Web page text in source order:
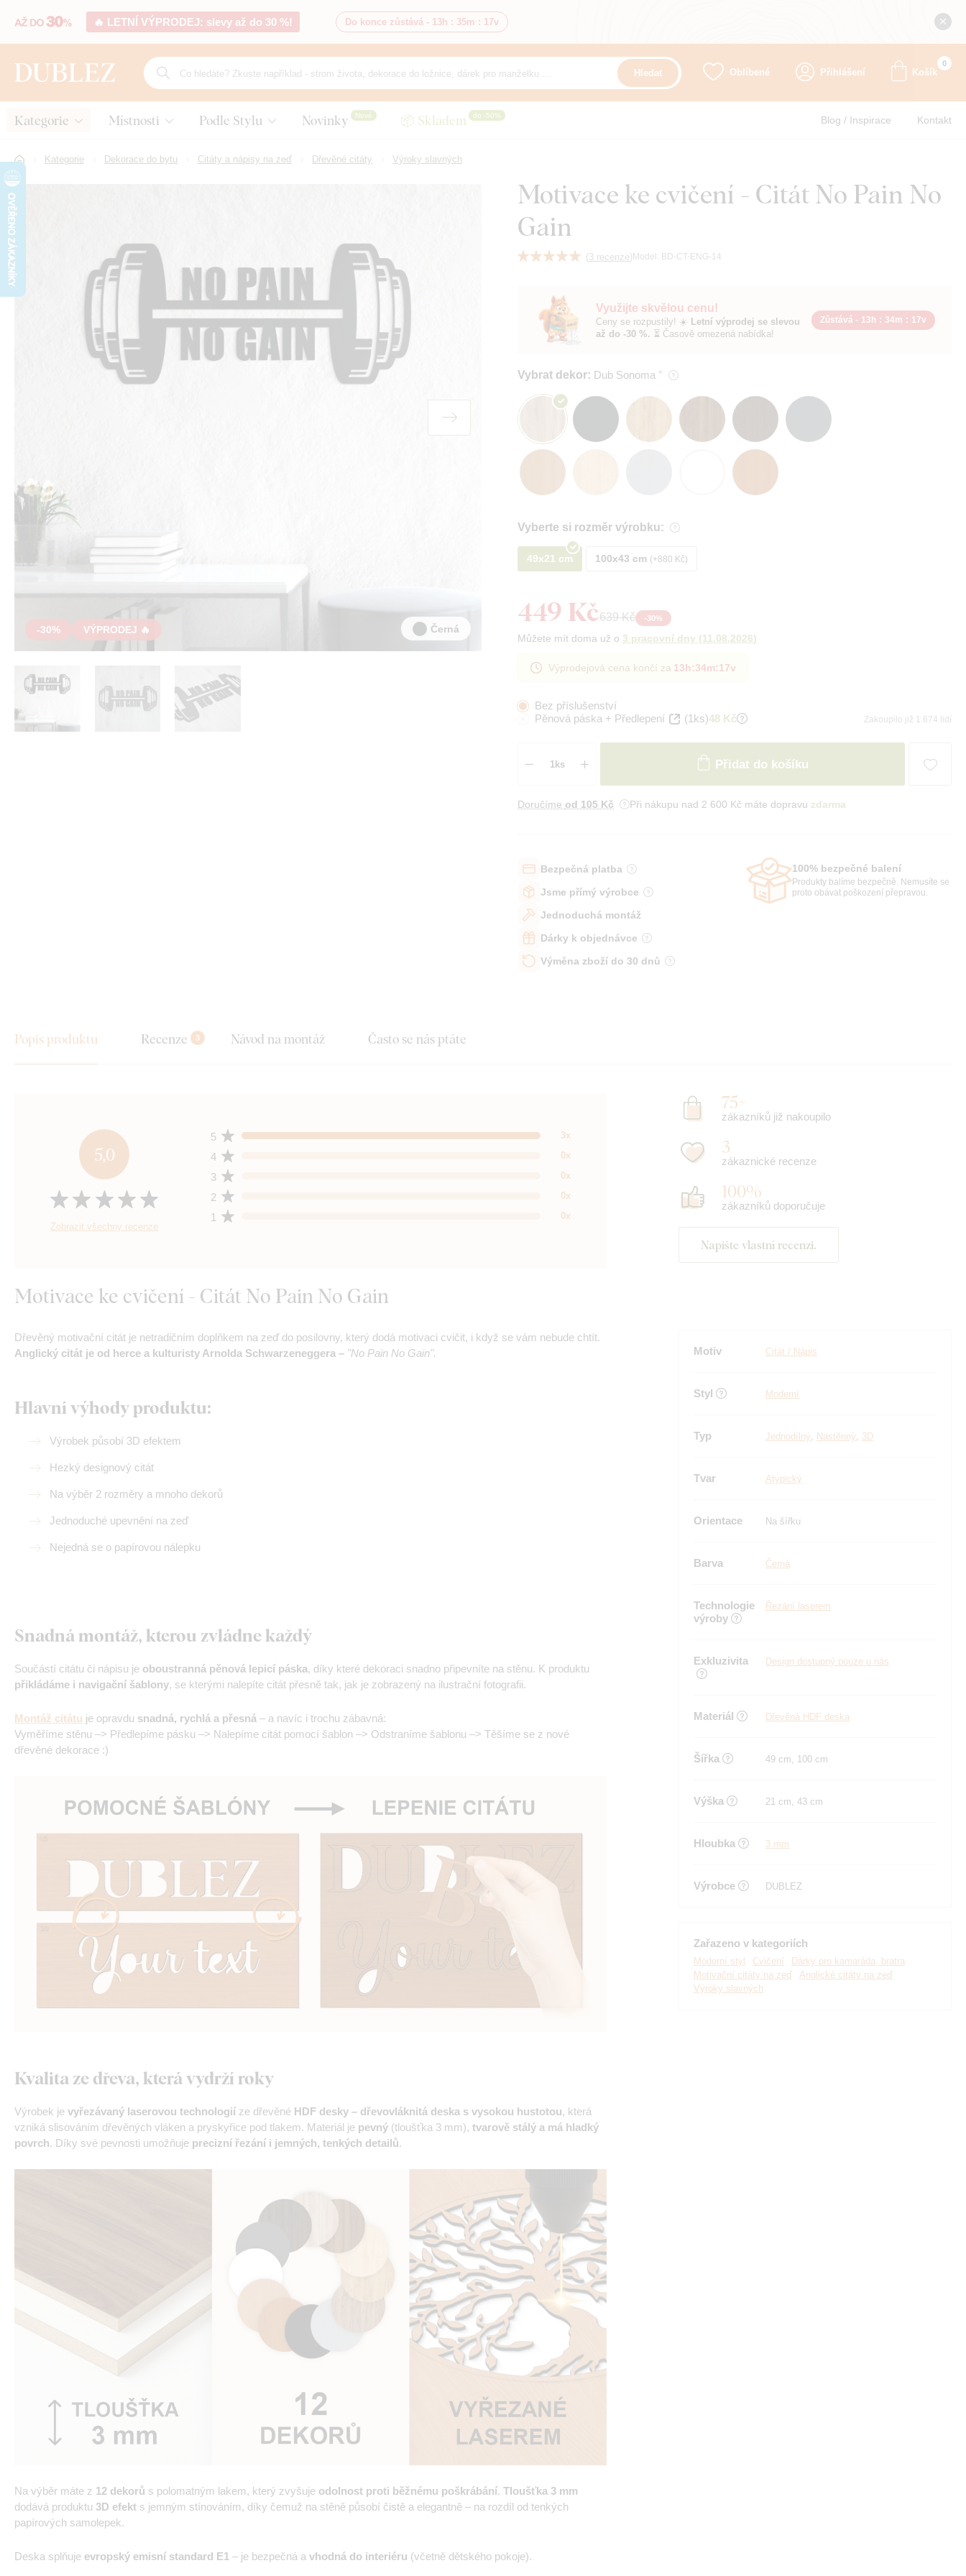
🔥 LETNÍ VÝPRODEJ: slevy až do 30 %! Do konce zůstává - 13h : 35m : 15v
Hledat Oblíbené Přihlášení Košík
0
Kategorie Místnosti Podle Stylu Novinky Nové 📦 Skladem do -50% Blog / Inspirace Kontakt
Kategorie Dekorace do bytu Citáty a nápisy na zeď Dřevěné citáty Výroky slavných
Motivace ke cvičení - Citát No Pain No
Gain
(3 recenze) Model: BD-CT-ENG-14
-30% VÝPRODEJ 🔥 Černá
Využijte skvělou cenu!
Ceny se rozpustily! ☀️ Letní výprodej se slevou
až do -30 %. ⏳ Časově omezená nabídka!
Zůstává - 13h : 34m : 15v
Vybrat dekor: Dub Sonoma
Vyberte si rozměr výrobku:
49x21 cm 100x43 cm +880 Kč
449 Kč639 Kč -30%
Můžete mít doma už o 3 pracovní dny (11.08.2026)
Výprodejová cena končí za 13h:34m:15v
Bez příslušenství
Pěnová páska + Předlepení
(1ks)48 Kč Zakoupilo již 1 674 lidí
Přidat do košíku
Doručíme od 105 Kč Při nákupu nad 2 600 Kč máte dopravu zdarma
Bezpečná platba
Jsme přímý výrobce
Jednoduchá montáž
Dárky k objednávce
Výměna zboží do 30 dnů
100% bezpečné balení
Produkty balíme bezpečně. Nemusíte se
proto obávat poškození přepravou.
Popis produktu Recenze 3 Návod na montáž Často se nás ptáte
5,0
Zobrazit všechny recenze
1 0x
2 0x
3 0x
4 0x
5 3x
75+
zákazníků již nakoupilo
3
zákaznické recenze
100%
zákazníků doporučuje
Napište vlastní recenzi.
Motivace ke cvičení - Citát No Pain No Gain
Dřevěný motivační citát je netradičním doplňkem na zeď do posilovny, který dodá motivaci cvičit, i když se vám nebude chtít.
Anglický citát je od herce a kulturisty Arnolda Schwarzeneggera – "No Pain No Gain".
Hlavní výhody produktu:
Výrobek působí 3D efektem
Hezký designový citát
Na výběr 2 rozměry a mnoho dekorů
Jednoduché upevnění na zeď
Nejedná se o papírovou nálepku
Snadná montáž, kterou zvládne každý
Součástí citátu či nápisu je oboustranná pěnová lepicí páska, díky které dekoraci snadno připevníte na stěnu. K produktu
přikládáme i navigační šablony, se kterými nalepíte citát přesně tak, jak je zobrazený na ilustrační fotografii.
Montáž citátu je opravdu snadná, rychlá a přesná – a navíc i trochu zábavná:
Vyměříme stěnu –> Předlepíme pásku –> Nalepíme citát pomocí šablon –> Odstraníme šablonu –> Těšíme se z nové
dřevěné dekorace :)
Kvalita ze dřeva, která vydrží roky
Výrobek je vyřezávaný laserovou technologií ze dřevěné HDF desky – dřevovláknitá deska s vysokou hustotou, která
vzniká slisováním dřevěných vláken a pryskyřice pod tlakem. Materiál je pevný (tloušťka 3 mm), tvarově stálý a má hladký
povrch. Díky své pevnosti umožňuje precizní řezání i jemných, tenkých detailů.
Na výběr máte z 12 dekorů s polomatným lakem, který zvyšuje odolnost proti běžnému poškrábání. Tloušťka 3 mm
dodává produktu 3D efekt s jemným stínováním, díky čemuž na stěně působí čistě a elegantně – na rozdíl od tenkých
papírových samolepek.
Deska splňuje evropský emisní standard E1 – je bezpečná a vhodná do interiéru (včetně dětského pokoje).
Motiv Citát / Nápis
Styl Moderní
Typ Jednodílný, Nastěnný, 3D
Tvar Atypický
Orientace Na šířku
Barva Černá
Technologie
výroby
Řezání laserem
Exkluzivita Design dostupný pouze u nás
Materiál Dřevěná HDF deska
Šířka 49 cm, 100 cm
Výška 21 cm, 43 cm
Hloubka 3 mm
Výrobce DUBLEZ
Zařazeno v kategoriích
Moderní styl Cvičení
Dárky pro kamaráda, bratra
Motivační citáty na zeď
Anglické citáty na zeď
Výroky slavných